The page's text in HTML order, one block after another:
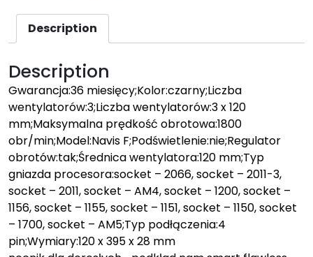
Description
Description
Gwarancja:36 miesięcy;Kolor:czarny;Liczba
wentylatorów:3;Liczba wentylatorów:3 x 120
mm;Maksymalna prędkość obrotowa:1800
obr/min;Model:Navis F;Podświetlenie:nie;Regulator
obrotów:tak;Średnica wentylatora:120 mm;Typ
gniazda procesora:socket – 2066, socket – 2011-3,
socket – 2011, socket – AM4, socket – 1200, socket –
1156, socket – 1155, socket – 1151, socket – 1150, socket
– 1700, socket – AM5;Typ podłączenia:4
pin;Wymiary:120 x 395 x 28 mm